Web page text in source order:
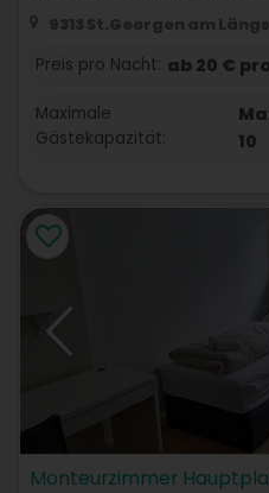
9313 St.Georgen am
Preis pro Nacht: ab 20 €
Maximale
Gästekapazität:
10
Monteurzimmer